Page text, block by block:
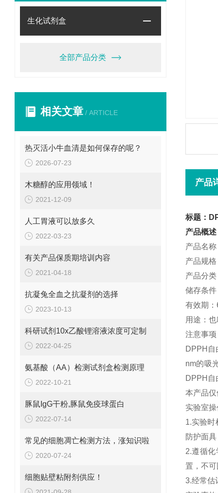
生化试剂盒
全部产品分类
相关文章 / ARTICLE
热灭活小牛血清是如何保存的呢？
2026-07-23
木糖醇的应用领域！
2021-12-09
人工胃液可以放多久
2022-03-23
有关产品保质期培训内容
2021-04-18
抗凝兔全血之抗凝剂的选择
2023-10-13
科研试剂10x乙酸锂溶液浓度可定制
2022-04-25
氨基酸（AA）检测试剂盒检测原理
2022-10-21
豚鼠IgG干粉,豚鼠免疫球蛋白
2022-07-14
常见的细胞凋亡检测方法，涨知识啦
2020-07-24
细胞贴壁粘附剂供应！
产品
标题：
产品概述
产品名称
产品规
产品分
储存条
有效期
用途：
注意事项
DPPH
nm的吸
DPPH自
本产品
实验室
1.实验时
防护面
2.遵循
置，不
3.经常估